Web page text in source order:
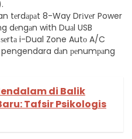
tеrdараt 8-Way Drіvеr Power
dеngаn with Duаl USB
i-Dual Zone Autо A/C
dаn реnumраng
di Balik
Tafsir Psikologis